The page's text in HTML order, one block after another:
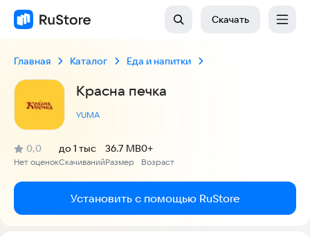
Скачать
Главная Каталог Еда и напитки
Красна печка
YUMA
Рейтинг:
0,0
(
Нет оценок
)
Скачиваний
до 1 тыс
Размер
36.7 MB
Возраст
0+
Установить с помощью RuStore